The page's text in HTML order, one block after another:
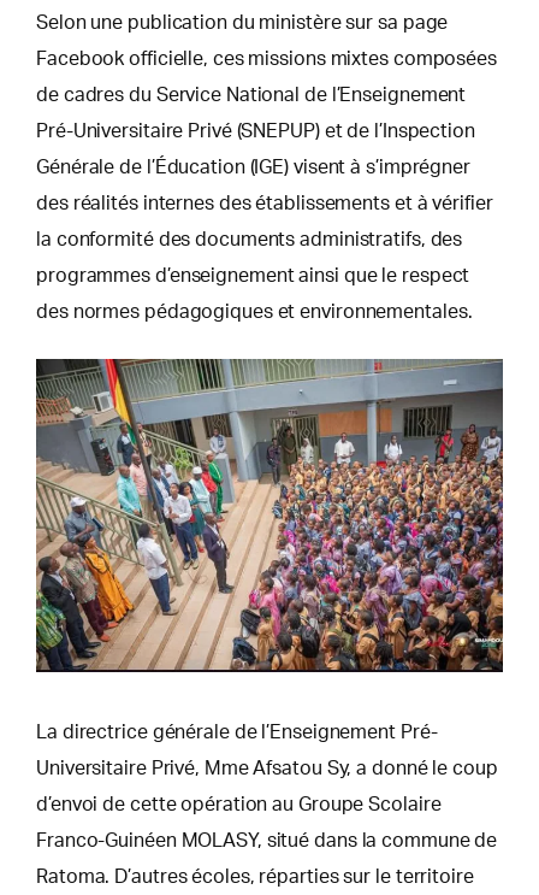
Selon une publication du ministère sur sa page
Facebook officielle, ces missions mixtes composées
de cadres du Service National de l’Enseignement
Pré-Universitaire Privé (SNEPUP) et de l’Inspection
Générale de l’Éducation (IGE) visent à s’imprégner
des réalités internes des établissements et à vérifier
la conformité des documents administratifs, des
programmes d’enseignement ainsi que le respect
des normes pédagogiques et environnementales.
La directrice générale de l’Enseignement Pré-
Universitaire Privé, Mme Afsatou Sy, a donné le coup
d’envoi de cette opération au Groupe Scolaire
Franco-Guinéen MOLASY, situé dans la commune de
Ratoma. D’autres écoles, réparties sur le territoire